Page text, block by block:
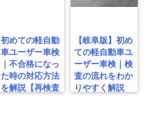
初めての軽自動
車ユーザー車検
｜不合格になっ
た時の対応方法
を解説【再検査
【岐阜版】初め
ての軽自動車ユ
ーザー車検｜検
査の流れをわか
りやすく解説